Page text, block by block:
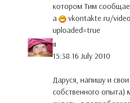
котором Тим
а
vkontakte.ru/
uploaded=true
я
15:38 16 July 2010
Даруся, напишу и
собственного опыта)